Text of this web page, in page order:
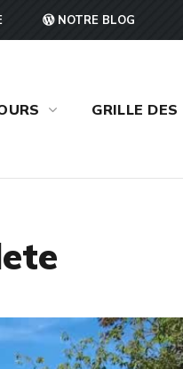
NOTRE BLOG
GRILLE